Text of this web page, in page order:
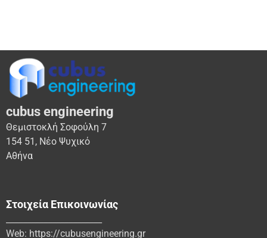
cubus engineering
Θεμιστοκλή Σοφούλη 7
154 51, Νέο Ψυχικό
Αθήνα
Στοιχεία Επικοινωνίας
Web: https://cubusengineering.gr